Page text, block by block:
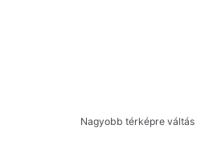
Nagyobb térképre váltás